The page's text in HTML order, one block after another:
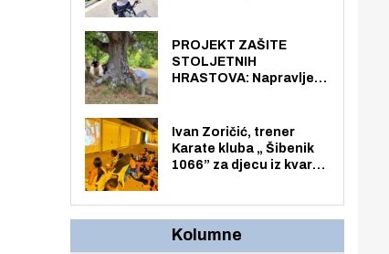
knjiga na kućnu adresu
električnim biciklom.
PROJEKT ZAŠITE
STOLJETNIH
HRASTOVA: Napravljen
Zmajevac
Ivan Zoričić, trener
Karate kluba „ Šibenik
1066” za djecu iz kvarta
organizirao dječje
Kolumne